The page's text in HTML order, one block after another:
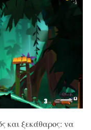
και ξεκάθαρος: να